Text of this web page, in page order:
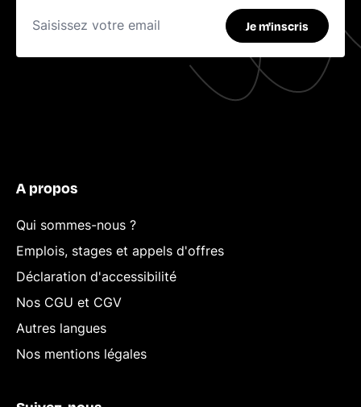
Je m'inscris
A propos
Qui sommes-nous ?
Emplois, stages et appels d'offres
Déclaration d'accessibilité
Nos CGU et CGV
Autres langues
Nos mentions légales